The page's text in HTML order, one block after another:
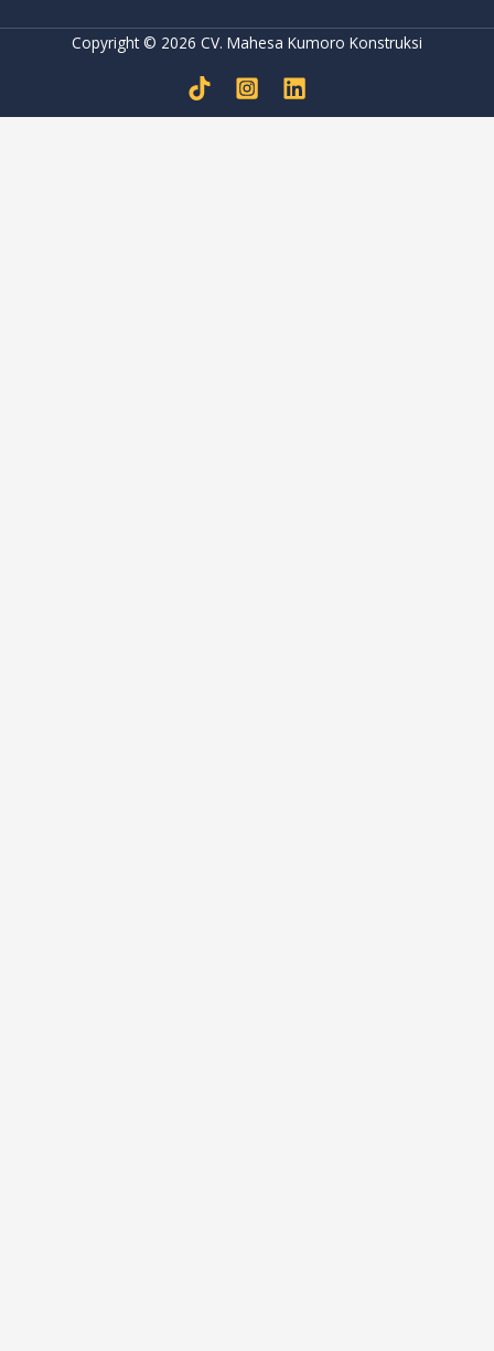
Copyright © 2026 CV. Mahesa Kumoro Konstruksi